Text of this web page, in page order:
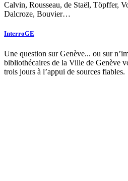
Calvin, Rousseau, de Staël, Töpffer,
Dalcroze, Bouvier…
InterroGE
Une question sur Genève... ou sur
bibliothécaires de la Ville de Genève
trois jours à l’appui de sources fiables.